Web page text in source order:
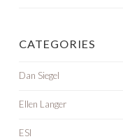
CATEGORIES
Dan Siegel
Ellen Langer
ESI